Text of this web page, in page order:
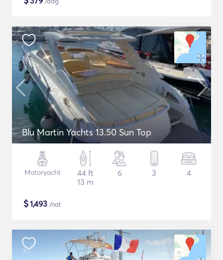
Blu Martin Yachts 13.50 Sun Top
Motoryacht
44 ft
13 m
6 3 4
$1,493 /nat